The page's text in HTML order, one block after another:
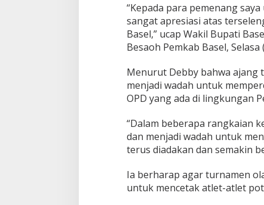
“Kepada para pemenang
sangat apresiasi atas
Basel,” ucap Wakil Bupati
Besaoh Pemkab Basel, Selasa
Menurut Debby bahwa ajang
menjadi wadah untuk
OPD yang ada di lingkungan
“Dalam beberapa rangkaian
dan menjadi wadah untuk
terus diadakan dan semakin
Ia berharap agar turnamen
untuk mencetak atlet-atlet